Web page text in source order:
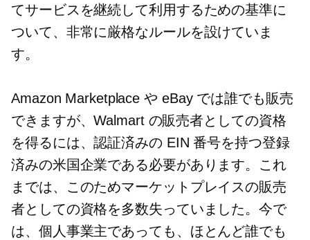
てサービスを継続して利用するための基準に
ついて、非常に厳格なルールを設けていま
す。
Amazon Marketplace や eBay では誰でも販売
できますが、Walmart の販売者としての資格
を得るには、認証済みの EIN 番号を持つ登録
済みの米国企業である必要があります。これ
までは、このためマーケットプレイスの販売
者としての資格を多数失っていました。今で
は、個人事業主であっても、ほとんど誰でも